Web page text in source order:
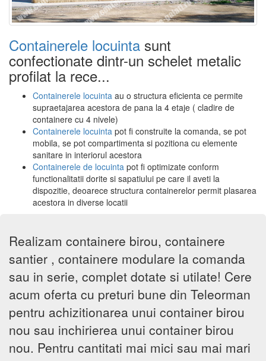
Containerele locuinta sunt
confectionate dintr-un schelet metalic
profilat la rece...
Containerele locuinta au o structura eficienta ce permite
supraetajarea acestora de pana la 4 etaje ( cladire de
containere cu 4 nivele)
Containerele locuinta pot fi construite la comanda, se pot
mobila, se pot compartimenta si pozitiona cu elemente
sanitare in interiorul acestora
Containerele de locuinta pot fi optimizate conform
functionalitatii dorite si sapatiului pe care il aveti la
dispozitie, deoarece structura containerelor permit plasarea
acestora in diverse locatii
Realizam containere birou, containere
santier , containere modulare la comanda
sau in serie, complet dotate si utilate! Cere
acum oferta cu preturi bune din Teleorman
pentru achizitionarea unui container birou
nou sau inchirierea unui container birou
nou. Pentru cantitati mai mici sau mai mari